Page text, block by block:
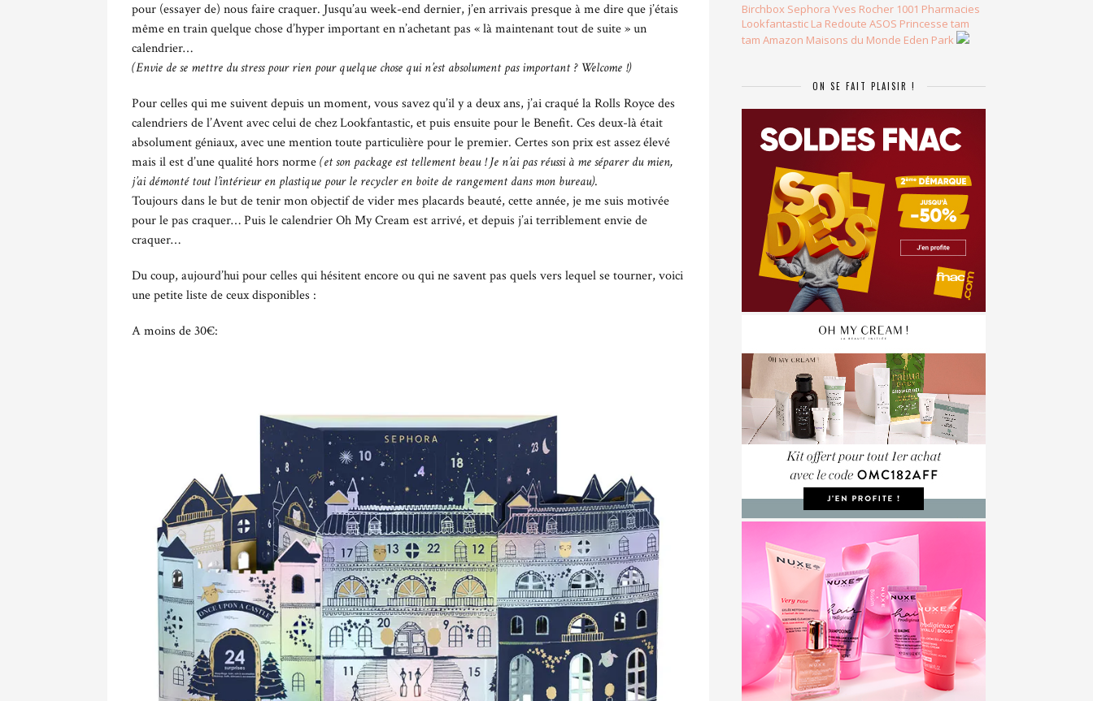
pour (essayer de) nous faire craquer. Jusqu’au week-end dernier, j’en arrivais presque à me dire que j’étais
même en train quelque chose d’hyper important en n’achetant pas « là maintenant tout de suite » un
calendrier…
(Envie de se mettre du stress pour rien pour quelque chose qui n’est absolument pas important ? Welcome !)
Pour celles qui me suivent depuis un moment, vous savez qu’il y a deux ans, j’ai craqué la Rolls Royce des
calendriers de l’Avent avec celui de chez Lookfantastic, et puis ensuite pour le Benefit. Ces deux-là était
absolument géniaux, avec une mention toute particulière pour le premier. Certes son prix est assez élevé
mais il est d’une qualité hors norme(et son package est tellement beau ! Je n’ai pas réussi à me séparer du mien,
j’ai démonté tout l’intérieur en plastique pour le recycler en boite de rangement dans mon bureau).
Toujours dans le but de tenir mon objectif de vider mes placards beauté, cette année, je me suis motivée
pour le pas craquer… Puis le calendrier Oh My Cream est arrivé, et depuis j’ai terriblement envie de
craquer…
Du coup, aujourd’hui pour celles qui hésitent encore ou qui ne savent pas quels vers lequel se tourner, voici
une petite liste de ceux disponibles :
A moins de 30€:
Birchbox Sephora Yves Rocher 1001 Pharmacies
Lookfantastic La Redoute ASOS Princesse tam
tam Amazon Maisons du Monde Eden Park
ON SE FAIT PLAISIR !